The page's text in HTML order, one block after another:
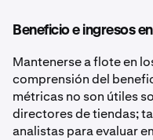
Beneficio e ingresos
Mantenerse a flote en
comprensión del
métricas no son útiles
directores de tiendas;
analistas para evaluar